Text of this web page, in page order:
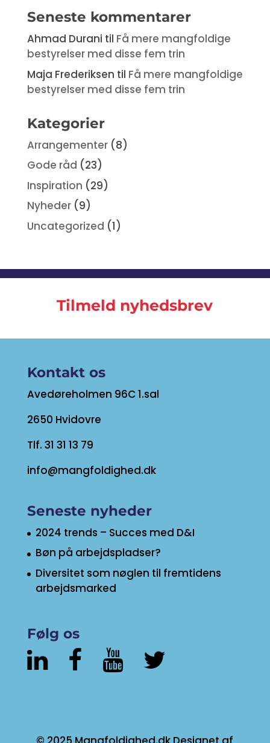
Seneste kommentarer
Ahmad Durani til Få mere mangfoldige
bestyrelser med disse fem trin
Maja Frederiksen til Få mere mangfoldige
bestyrelser med disse fem trin
Kategorier
Arrangementer(8)
Gode råd (23)
Inspiration (29)
Nyheder(9)
Uncategorized (1)
Tilmeld nyhedsbrev
Kontakt os
Avedøreholmen 96C 1.sal
2650 Hvidovre
Tlf. 31 31 13 79
info@mangfoldighed.dk
Seneste nyheder
2024 trends – Succes med D&I
Bøn på arbejdspladser?
Diversitet som nøglen til fremtidens
arbejdsmarked
Følg os